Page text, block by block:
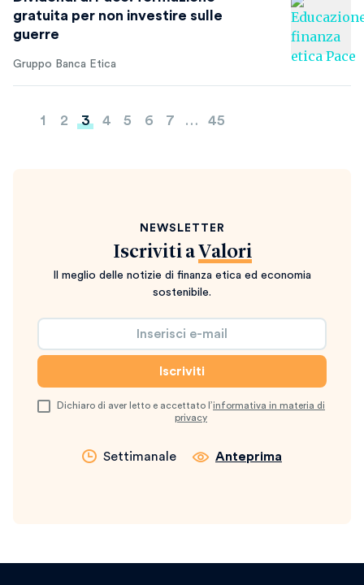
gratuita per non investire sulle
guerre
Gruppo Banca Etica
Paginazione
1 2 3 4 5 6 7 … 45
NEWSLETTER
Iscriviti a Valori
Il meglio delle notizie di finanza etica ed economia
sostenibile.
Dichiaro di aver letto e accettato l’informativa in materia di
privacy
Settimanale Anteprima